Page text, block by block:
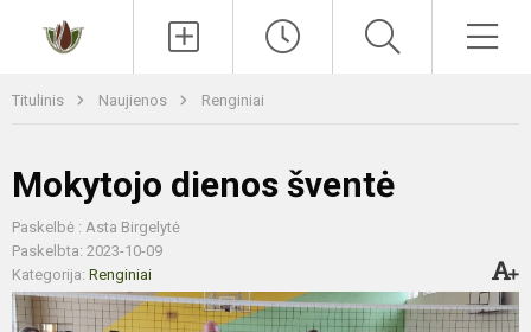
Titulinis Naujienos Renginiai
Mokytojo dienos šventė
Paskelbė : Asta Birgelytė
Paskelbta: 2023-10-09
Kategorija: Renginiai